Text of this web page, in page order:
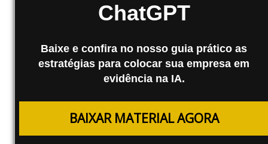
ChatGPT
Baixe e confira no nosso guia prático as
estratégias para colocar sua empresa em
evidência na IA.
BAIXAR MATERIAL AGORA
Exclusividade em Redes Sociais